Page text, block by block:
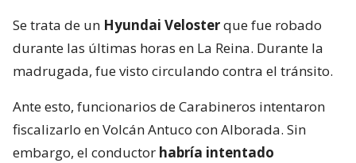
Se trata de un Hyundai Velosterque fue robado
durante las últimas horas en La Reina. Durante la
madrugada, fue visto circulando contra el tránsito.
Ante esto, funcionarios de Carabineros intentaron
fiscalizarlo en Volcán Antuco con Alborada. Sin
embargo, el conductor habría intentado